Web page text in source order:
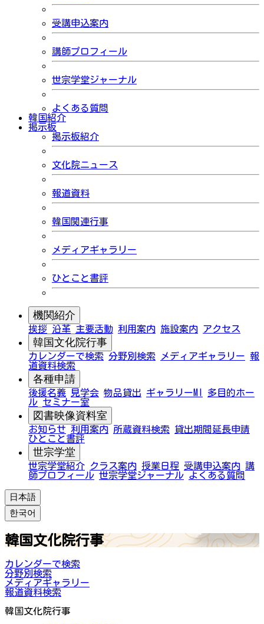
受講申込案内
講師プロフィール
世宗学堂ジャーナル
よくある質問
韓国紹介
掲示板
掲示板紹介
文化院ニュース
報道資料
韓国関連行事
メディアギャラリー
ひとこと書評
機関紹介
挨拶 沿革 主要活動 利用案内 施設案内 アクセス
韓国文化院行事
カレンダーで検索 分野別検索 メディアギャラリー 報
道資料検索
各種申請
後援名義 見学会 物品貸出 ギャラリーMI
多目的ホー
ル セミナー室
図書映像資料室
お知らせ 利用案内 所蔵資料検索
貸出期間延長申請
ひとこと書評
世宗学堂
世宗学堂紹介 クラス案内 授業日程 受講申込案内 講
師プロフィール 世宗学堂ジャーナル よくある質問
日本語
한국어
韓国文化院行事
カレンダーで検索
分野別検索
メディアギャラリー
報道資料検索
韓国文化院行事